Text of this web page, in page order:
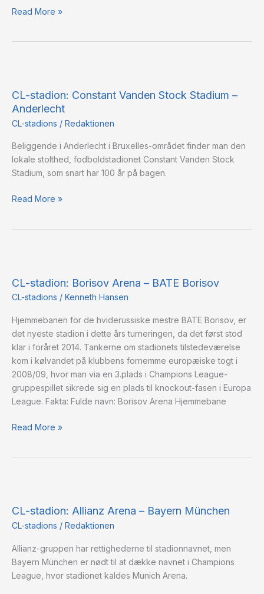
Read More »
CL-stadion: Constant Vanden Stock Stadium –
Anderlecht
CL-stadions / Redaktionen
Beliggende i Anderlecht i Bruxelles-området finder man den
lokale stolthed, fodboldstadionet Constant Vanden Stock
Stadium, som snart har 100 år på bagen.
Constant
Vanden
Stock
–
Anderlecht
Read More »
CL-stadion: Borisov Arena – BATE Borisov
CL-stadions / Kenneth Hansen
Hjemmebanen for de hviderussiske mestre BATE Borisov, er
det nyeste stadion i dette års turneringen, da det først stod
klar i foråret 2014. Tankerne om stadionets tilstedeværelse
kom i kølvandet på klubbens fornemme europæiske togt i
2008/09, hvor man via en 3.plads i Champions League-
gruppespillet sikrede sig en plads til knockout-fasen i Europa
League. Fakta: Fulde navn: Borisov Arena Hjemmebane
Borisov
Arena
BATE
Borisov
Read More »
CL-stadion: Allianz Arena – Bayern München
CL-stadions / Redaktionen
Allianz-gruppen har rettighederne til stadionnavnet, men
Bayern München er nødt til at dække navnet i Champions
League, hvor stadionet kaldes Munich Arena.
Allianz
Arena
Bayern
München